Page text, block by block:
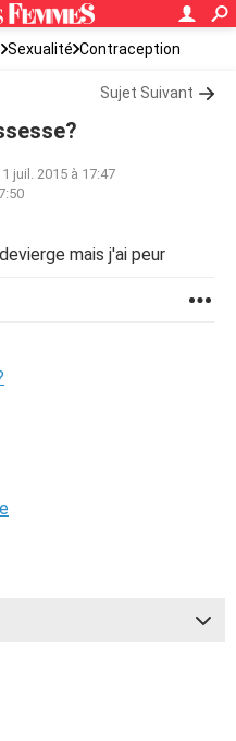
Sexualité Contraception
Sujet Suivant
juil. 2015 à 17:47
mais j'ai peur